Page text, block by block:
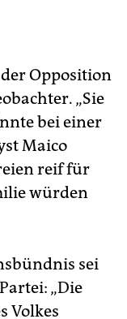
Opposition
„Sie
bei einer
Maico
reif für
würden
sei
„Die
Volkes